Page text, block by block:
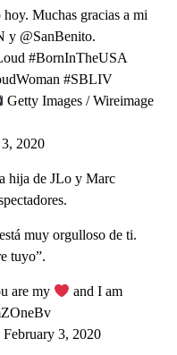
Muchas gracias a mi
y @SanBenito.
#BornInTheUSA
#SBLIV
Getty Images / Wireimage
2020
hija de JLo y Marc
muy orgulloso de ti.
tuyo”.
are my
and I am
3, 2020